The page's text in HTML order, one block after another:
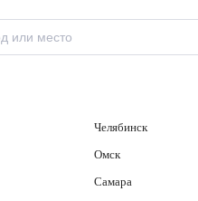
Челябинск
Омск
Самара